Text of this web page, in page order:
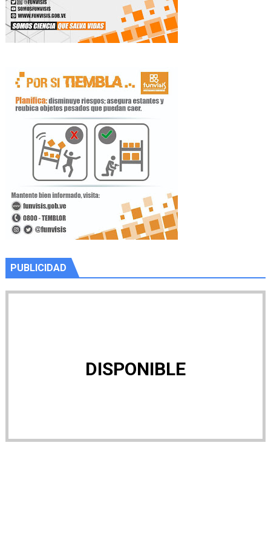
PUBLICIDAD
DISPONIBLE